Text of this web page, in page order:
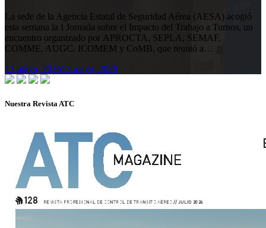
La sede de la Agencia Estatal de Seguridad Aérea (AESA) acogió
esta semana la I Jornada sobre el Impacto del Trabajo a Turnos, un
encuentro organizado por APROCTA, SEPLA, SEMAF,
COMME, AUGC, ICOMEM y CoMB, que reunió a…
13 mayo, 202613 mayo, 2026
Nuestra Revista ATC